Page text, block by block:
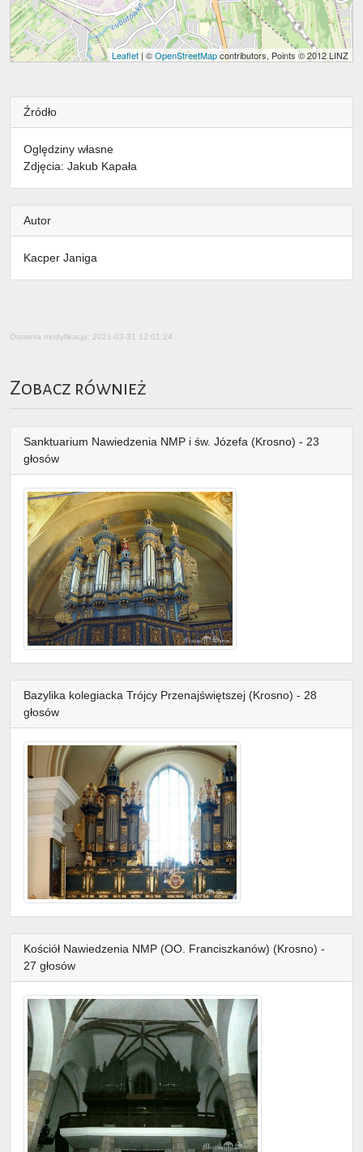
Leaflet | ©OpenStreetMapcontributors, Points © 2012 LINZ
Źródło
Oględziny własne
Zdjęcia: Jakub Kapała
Autor
Kacper Janiga
Ostatnia modyfikacja: 2021-03-31 12:01:24
Zobacz również
Sanktuarium Nawiedzenia NMP i św. Józefa (Krosno) - 23
głosów
Bazylika kolegiacka Trójcy Przenajświętszej (Krosno) - 28
głosów
Kościół Nawiedzenia NMP (OO. Franciszkanów) (Krosno) -
27 głosów